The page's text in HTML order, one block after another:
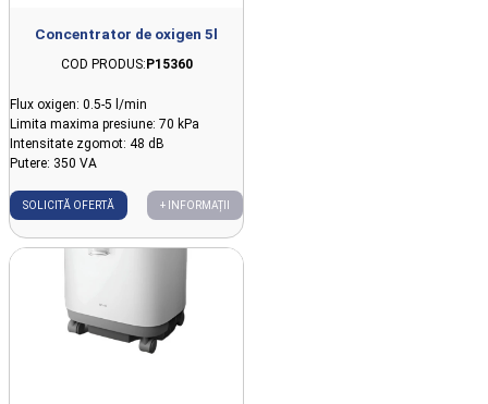
Concentrator de oxigen 5l
COD PRODUS:P15360
Flux oxigen: 0.5-5 l/min
Limita maxima presiune: 70 kPa
Intensitate zgomot: 48 dB
Putere: 350 VA
SOLICITĂ OFERTĂ + INFORMAȚII